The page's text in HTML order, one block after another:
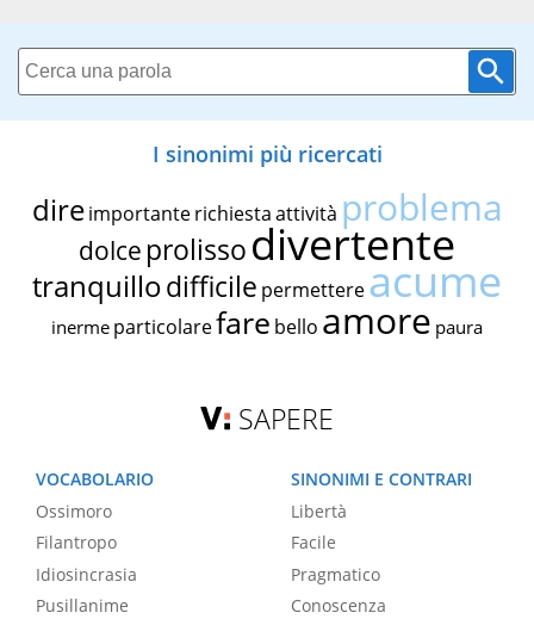
I sinonimi più ricercati
dire importante richiestaattività problema
dolce prolissodivertente
tranquillodifficile permettereacume
inerme particolarefare bello amore paura
SAPERE
VOCABOLARIO
Ossimoro
Filantropo
Idiosincrasia
Pusillanime
SINONIMI E CONTRARI
Libertà
Facile
Pragmatico
Conoscenza